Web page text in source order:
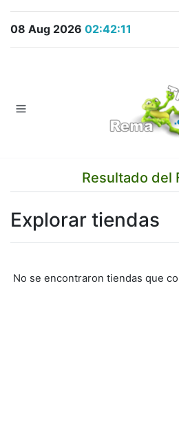
08 Aug 2026 02:42:11
Resultado del
Explorar tiendas
No se encontraron tiendas que